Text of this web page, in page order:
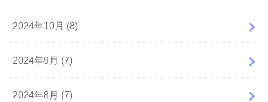
2024年10月 (8)
2024年9月 (7)
2024年8月 (7)